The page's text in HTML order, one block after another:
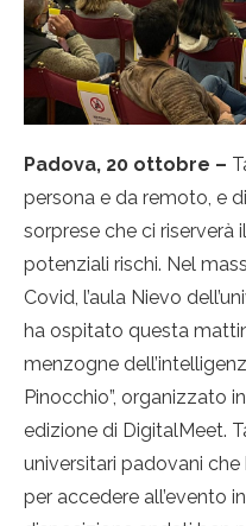
Padova, 20 ottobre –
persona e da remoto, e
sorprese che ci riserverà
potenziali rischi. Nel
Covid, l’aula Nievo
ha ospitato questa
menzogne
Pinocchio”, organizzato
edizione di DigitalMeet.
universitari padovani
per accedere all’evento